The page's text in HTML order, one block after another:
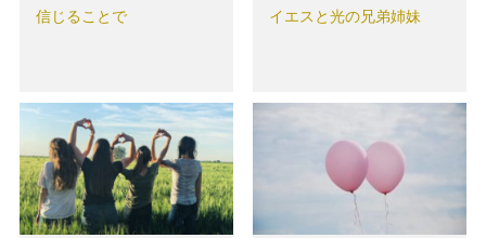
信じることで イエスと光の兄弟姉妹